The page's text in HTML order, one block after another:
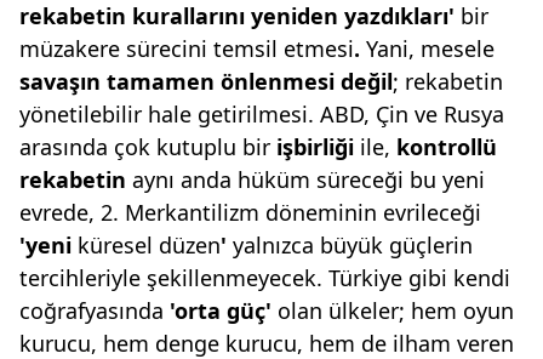
rekabetin kurallarını yeniden yazdıkları' bir
müzakere sürecini temsil etmesi. Yani, mesele
savaşın tamamen önlenmesi değil; rekabetin
yönetilebilir hale getirilmesi. ABD, Çin ve Rusya
arasında çok kutuplu bir işbirliği ile, kontrollü
rekabetin aynı anda hüküm süreceği bu yeni
evrede, 2. Merkantilizm döneminin evrileceği
'yeni küresel düzen' yalnızca büyük güçlerin
tercihleriyle şekillenmeyecek. Türkiye gibi kendi
coğrafyasında 'orta güç' olan ülkeler; hem oyun
kurucu, hem denge kurucu, hem de ilham veren